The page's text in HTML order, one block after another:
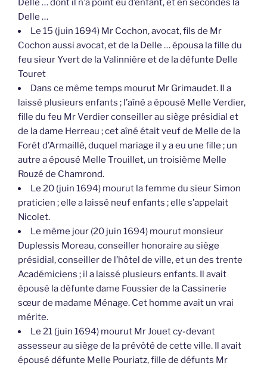
Delle … dont il n’a point eu d’enfant, et en secondes la
Delle …
Le 15 (juin 1694) Mr Cochon, avocat, fils de Mr
Cochon aussi avocat, et de la Delle … épousa la fille du
feu sieur Yvert de la Valinnière et de la défunte Delle
Touret
Dans ce même temps mourut Mr Grimaudet. Il a
laissé plusieurs enfants ; l’aîné a épousé Melle Verdier,
fille du feu Mr Verdier conseiller au siège présidial et
de la dame Herreau ; cet aîné était veuf de Melle de la
Forêt d’Armaillé, duquel mariage il y a eu une fille ; un
autre a épousé Melle Trouillet, un troisième Melle
Rouzé de Chamrond.
Le 20 (juin 1694) mourut la femme du sieur Simon
praticien ; elle a laissé neuf enfants ; elle s’appelait
Nicolet.
Le même jour (20 juin 1694) mourut monsieur
Duplessis Moreau, conseiller honoraire au siège
présidial, conseiller de l’hôtel de ville, et un des trente
Académiciens ; il a laissé plusieurs enfants. Il avait
épousé la défunte dame Foussier de la Cassinerie
sœur de madame Ménage. Cet homme avait un vrai
mérite.
Le 21 (juin 1694) mourut Mr Jouet cy-devant
assesseur au siège de la prévôté de cette ville. Il avait
épousé défunte Melle Pouriatz, fille de défunts Mr